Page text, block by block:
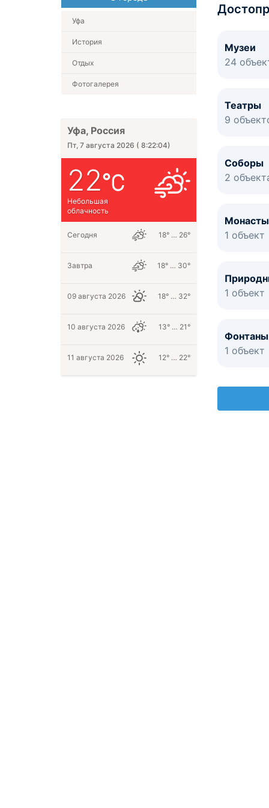
Музеи
24
Театры
9
Соборы
2
1 объект
1 объект
Фонтаны
1 объект
Уфа
История
Отдых
Фотогалерея
Уфа, Россия
Пт, 7 августа 2026 ( 8:22:04)
22
Небольшая
облачность
Сегодня 18° … 26°
Завтра 18° … 30°
09 августа 2026 18° … 32°
10 августа 2026 13° … 21°
11 августа 2026 12° … 22°